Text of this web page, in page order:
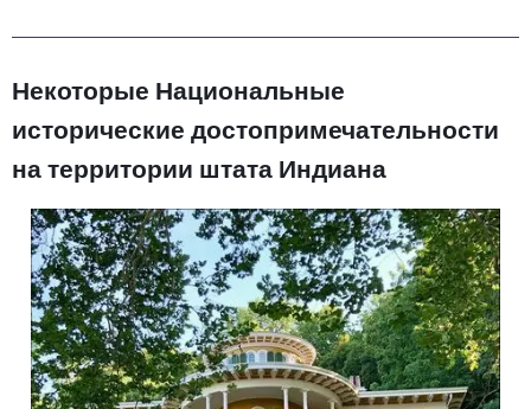
Некоторые Национальные
исторические достопримечательности
на территории штата Индиана